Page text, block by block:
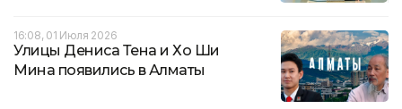
16:08, 01 Июля 2026
Улицы Дениса Тена и Хо Ши
Мина появились в Алматы